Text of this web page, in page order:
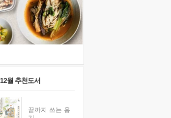
12월 추천도서
끝까지 쓰는 용